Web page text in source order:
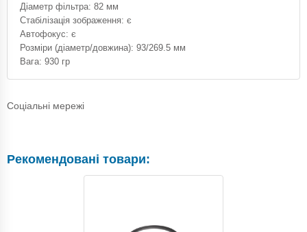
Діаметр фільтра: 82 мм
Стабілізація зображення: є
Автофокус: є
Розміри (діаметр/довжина): 93/269.5 мм
Вага: 930 гр
Соціальні мережі
Рекомендовані товари: